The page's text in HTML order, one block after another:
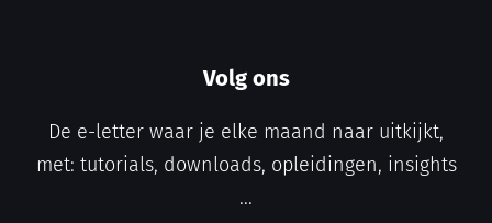
Volg ons
De e-letter waar je elke maand naar uitkijkt,
met: tutorials, downloads, opleidingen, insights
...